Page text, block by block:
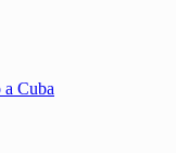
a Cuba